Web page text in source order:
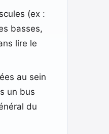
(ex :
basses,
lire le
au sein
un bus
du